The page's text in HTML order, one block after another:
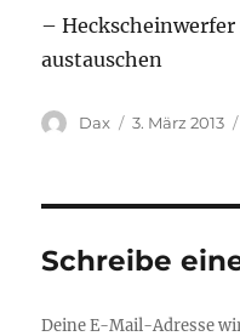
–
austauschen
Autor
Dax
Veröffentlicht
3. März 2013
Schreibe
Deine E-Mail-Adresse